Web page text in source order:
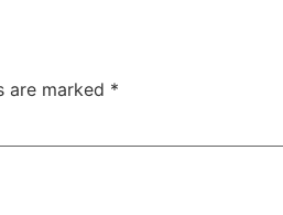
are marked *